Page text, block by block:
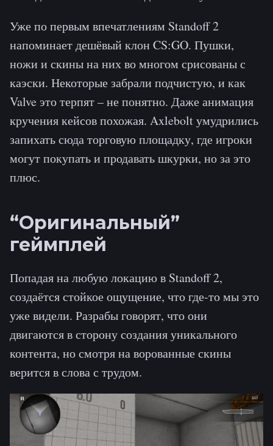
Уже по первым впечатлениям Standoff 2
напоминает дешёвый клон CS:GO. Пушки,
ножи и скины на них во многом срисованы с
каэски. Некоторые забрали подчистую, и как
Valve это терпят – не понятно. Даже анимация
кручения кейсов похожая. Axlebolt умудрились
запихать сюда торговую площадку, где игроки
могут покупать и продавать шкурки, но за это
плюс.
“Оригинальный”
геймплей
Попадая на любую локацию в Standoff 2,
создаётся стойкое ощущение, что где-то мы это
уже видели. Разрабы говорят, что они
двигаются в сторону создания уникального
контента, но смотря на ворованные скины
верится в слова с трудом.